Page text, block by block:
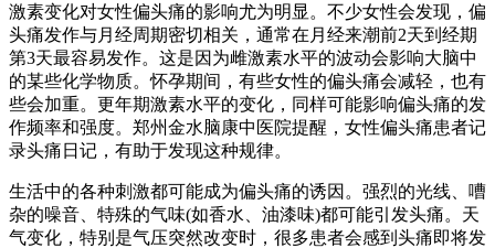
激素变化对女性偏头痛的影响尤为明显。不少女性会发现，偏
头痛发作与月经周期密切相关，通常在月经来潮前2天到经期
第3天最容易发作。这是因为雌激素水平的波动会影响大脑中
的某些化学物质。怀孕期间，有些女性的偏头痛会减轻，也有
些会加重。更年期激素水平的变化，同样可能影响偏头痛的发
作频率和强度。郑州金水脑康中医院提醒，女性偏头痛患者记
录头痛日记，有助于发现这种规律。
生活中的各种刺激都可能成为偏头痛的诱因。强烈的光线、嘈
杂的噪音、特殊的气味(如香水、油漆味)都可能引发头痛。天
气变化，特别是气压突然改变时，很多患者会感到头痛即将发